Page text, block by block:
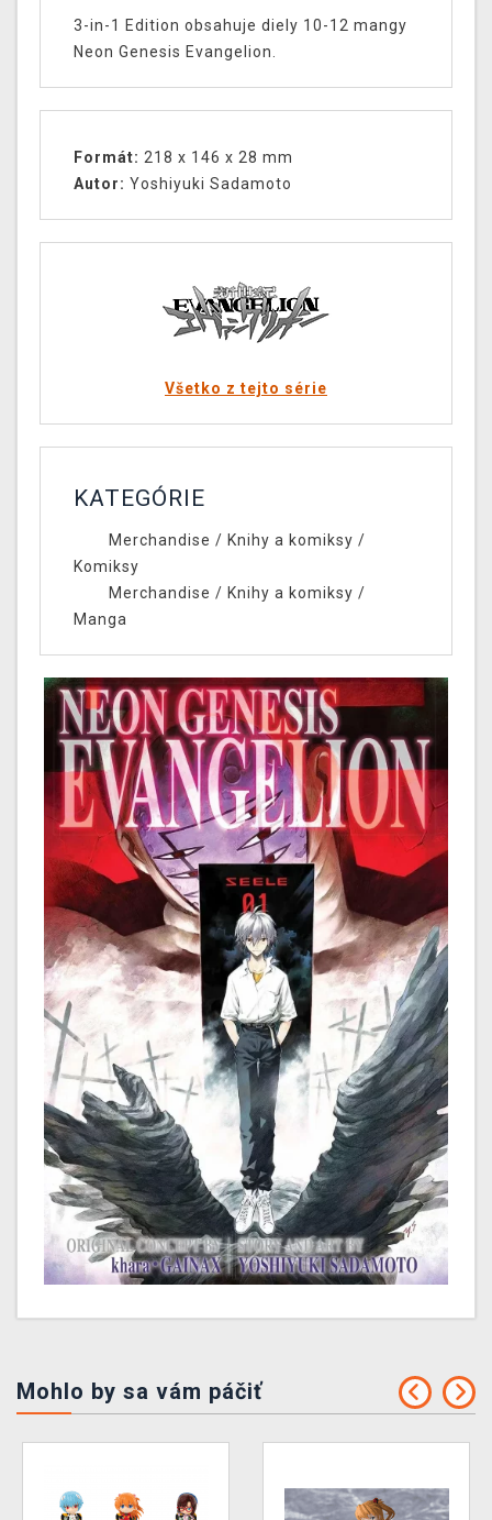
3-in-1 Edition obsahuje diely 10-12 mangy
Neon Genesis Evangelion.
Formát: 218 x 146 x 28 mm
Autor: Yoshiyuki Sadamoto
Všetko z tejto série
KATEGÓRIE
Merchandise / Knihy a komiksy /
Komiksy
Merchandise / Knihy a komiksy /
Manga
Mohlo by sa vám páčiť